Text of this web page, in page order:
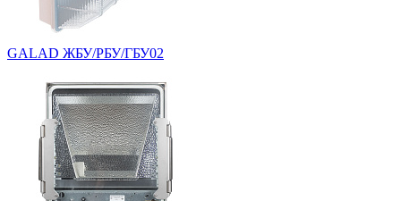
GALAD ЖБУ/РБУ/ГБУ02